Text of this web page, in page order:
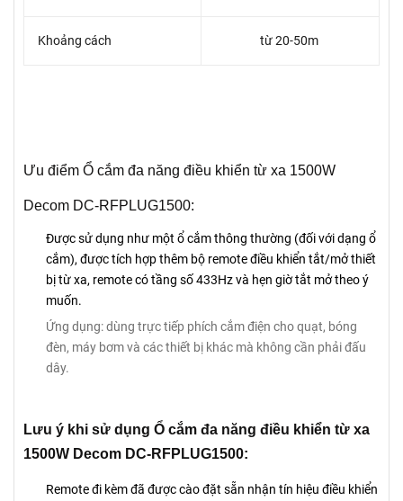
Khoảng cách từ 20-50m
Ưu điểm Ổ cắm đa năng điều khiển từ xa 1500W
Decom DC-RFPLUG1500:
Được sử dụng như một ổ cắm thông thường (đối với dạng ổ
cắm), được tích hợp thêm bộ remote điều khiển tắt/mở thiết
bị từ xa, remote có tầng số 433Hz và hẹn giờ tắt mở theo ý
muốn.
Ứng dụng: dùng trực tiếp phích cắm điện cho quạt, bóng
đèn, máy bơm và các thiết bị khác mà không cần phải đấu
dây.
Lưu ý khi sử dụng Ổ cắm đa năng điều khiển từ xa
1500W Decom DC-RFPLUG1500:
Remote đi kèm đã được cào đặt sẵn nhận tín hiệu điều khiển